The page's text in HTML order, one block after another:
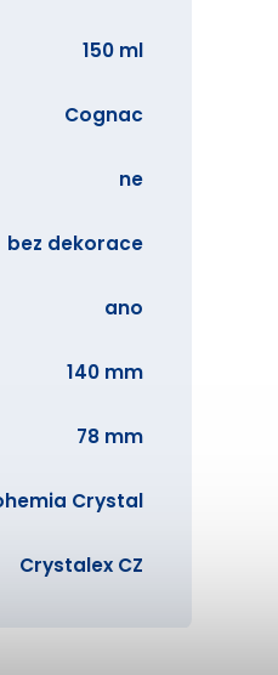
150 ml
Cognac
ne
bez dekorace
ano
140 mm
78 mm
Crystal
Crystalex CZ